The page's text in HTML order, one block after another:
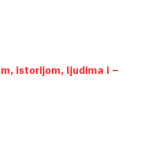
istorijom, ljudima i –